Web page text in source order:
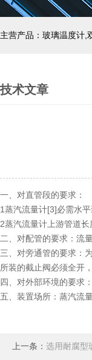
技术文章
一、对直管段的要求：
1蒸汽流量计[3]必需水
2蒸汽流量计上游管道
二、对配管的要求：流
三、对旁通管的要求：
所装的截止阀必须全开
四、对外部环境的要求
五、装置场所：蒸汽流
上一条： 选用耐腐型